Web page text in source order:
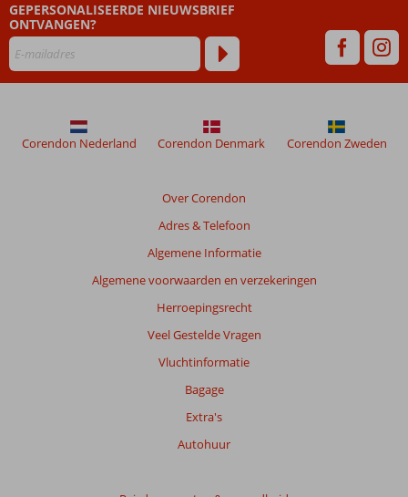
GEPERSONALISEERDE NIEUWSBRIEF
ONTVANGEN?
Over Corendon
Adres & Telefoon
Algemene Informatie
Algemene voorwaarden en verzekeringen
Herroepingsrecht
Veel Gestelde Vragen
Vluchtinformatie
Bagage
Extra's
Autohuur
Corendon Nederland Corendon Denmark Corendon Zweden